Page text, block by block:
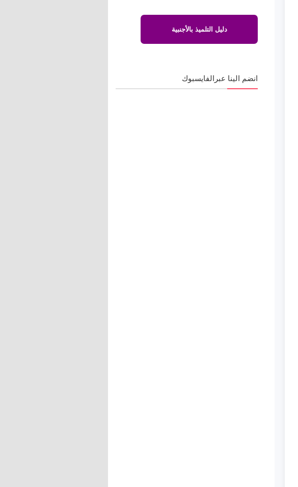
دليل التلميذ بالأجنبية
انضم الينا عبرالفايسبوك